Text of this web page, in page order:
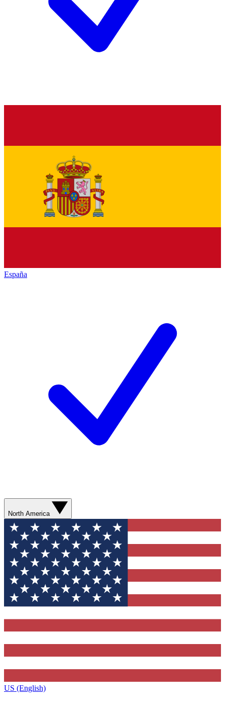
España
North America
US (English)